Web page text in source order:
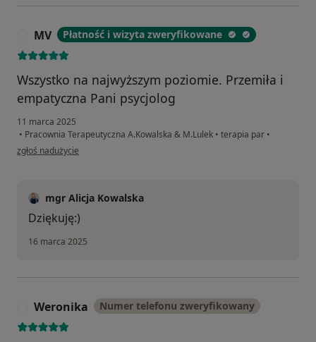
MV Płatność i wizyta zweryfikowane
Wszystko na najwyższym poziomie. Przemiła i
empatyczna Pani psycjolog
11 marca 2025
• Pracownia Terapeutyczna A.Kowalska & M.Lulek • terapia par •
w opinii użytkownika MV
zgłoś nadużycie
mgr Alicja Kowalska
Dziękuję:)
16 marca 2025
Weronika Numer telefonu zweryfikowany